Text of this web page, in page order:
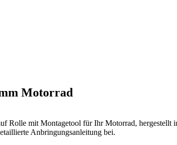
Motorrad
Rolle mit Montagetool für Ihr Motorrad,
Anbringungsanleitung bei.